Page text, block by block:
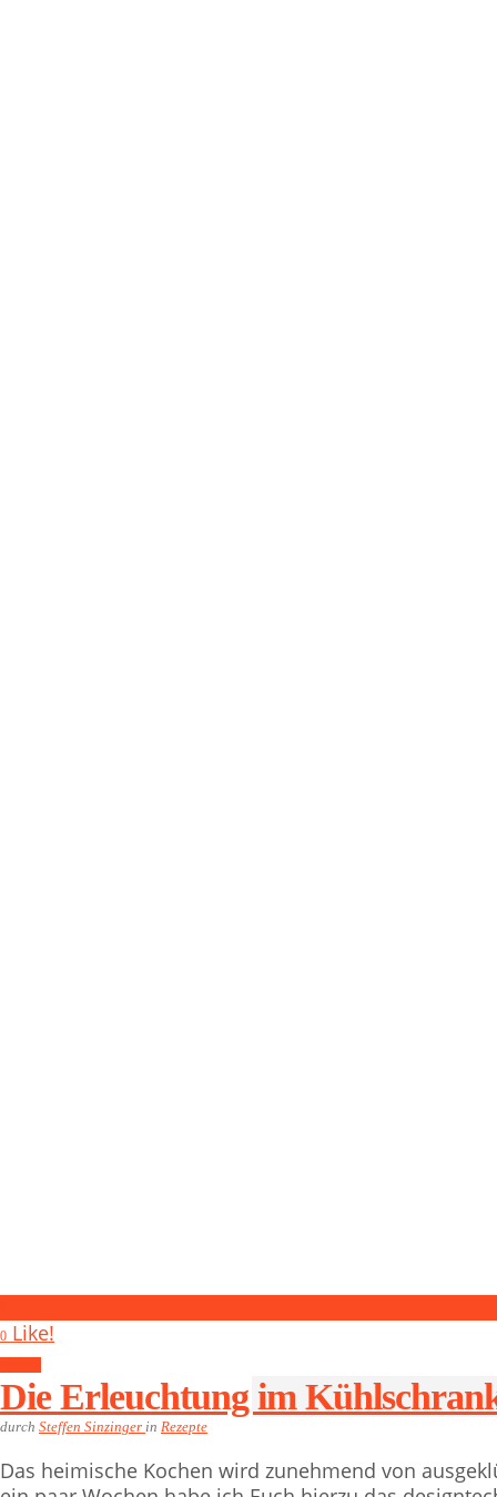
0 Like!
Die Erleuchtung im
durch Steffen Sinzinger in Rezepte
Das heimische Kochen wird zunehmend von